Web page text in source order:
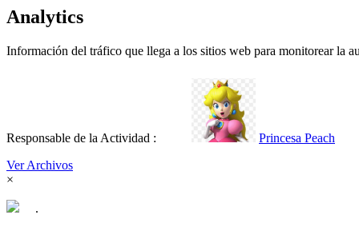
Analytics
Información del tráfico que llega a los sitios web para monitorear la
Responsable de la Actividad :
Princesa Peach
Ver Archivos
×
.